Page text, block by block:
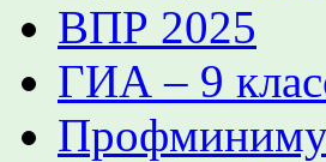
ВПР 2025
ГИА – 9